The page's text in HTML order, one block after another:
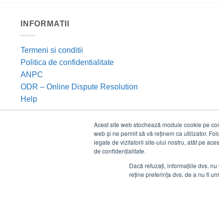
Acest site web stochează module cookie pe
web și ne permit să vă reținem ca utilizator.
legate de vizitatorii site-ului nostru, atât pe
de confidențialitate.
Dacă refuzați, informațiile dvs.
reține preferința dvs. de a nu fi
INFORMATII
Termeni si conditii
Politica de confidentialitate
ANPC
ODR – Online Dispute Resolution
Help